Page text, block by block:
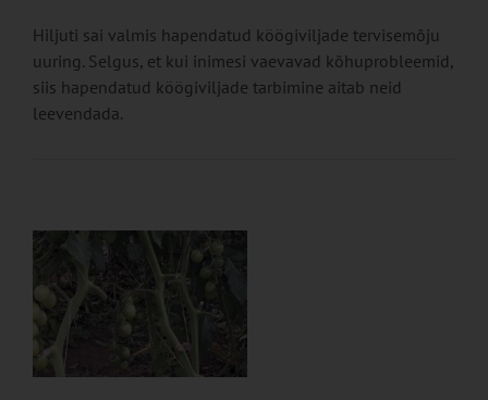
Hiljuti sai valmis hapendatud köögiviljade tervisemõju
uuring. Selgus, et kui inimesi vaevavad kõhuprobleemid,
siis hapendatud köögiviljade tarbimine aitab neid
leevendada.